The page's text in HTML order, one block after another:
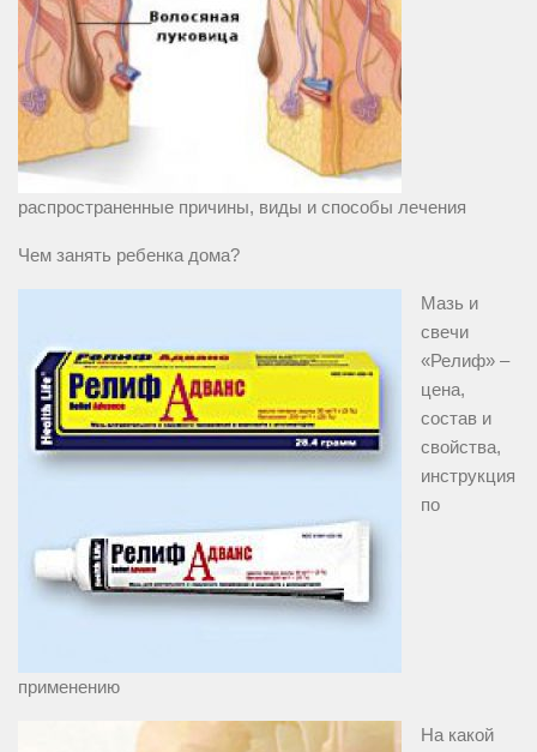
распространенные причины, виды и способы лечения
Чем занять ребенка дома?
Мазь и
свечи
«Релиф» –
цена,
состав и
свойства,
инструкция
по
применению
На какой